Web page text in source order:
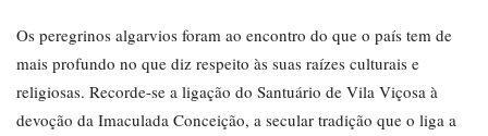
Os peregrinos algarvios foram ao encontro do que o país tem de
mais profundo no que diz respeito às suas raízes culturais e
religiosas. Recorde-se a ligação do Santuário de Vila Viçosa à
devoção da Imaculada Conceição, a secular tradição que o liga a